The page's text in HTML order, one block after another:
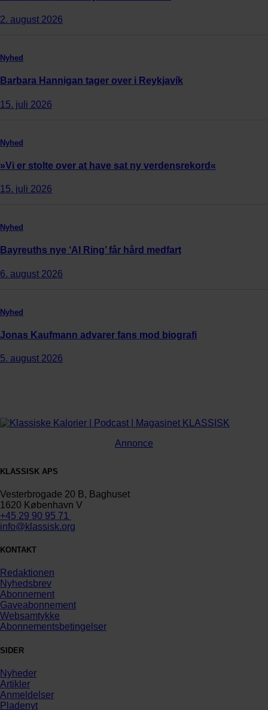
2. august 2026
Nyhed
Barbara Hannigan tager over i Reykjavík
15. juli 2026
Nyhed
»Vi er stolte over at have sat ny verdensrekord«
15. juli 2026
Nyhed
Bayreuths nye ‘AI Ring’ får hård medfart
6. august 2026
Nyhed
Jonas Kaufmann advarer fans mod biografi
5. august 2026
Annonce
KLASSISK APS
Vesterbrogade 20 B, Baghuset
1620 København V
+45 29 90 95 71
info@klassisk.org
KONTAKT
Redaktionen
Nyhedsbrev
Abonnement
Gaveabonnement
Websamtykke
Abonnementsbetingelser
SIDER
Nyheder
Artikler
Anmeldelser
Pladenyt